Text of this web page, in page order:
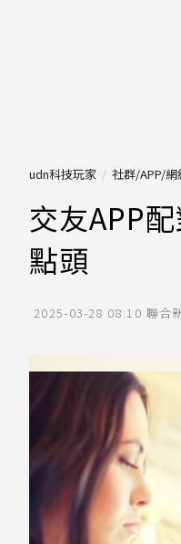
udn科技玩家 社群/APP/網
交友APP
點頭
2025-03-28 08:10 聯合